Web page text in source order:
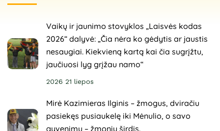
Vaikų ir jaunimo stovyklos „Laisvės kodas
2026“ dalyvė: „Čia nėra ko gėdytis ar jaustis
nesaugiai. Kiekvieną kartą kai čia sugrįžtu,
jaučiuosi lyg grįžau namo“
2026 21 liepos
Mirė Kazimieras Ilginis – žmogus, dviračiu
pasiekęs pusiaukelę iki Mėnulio, o savo
gyvenimu – žmonių širdis.